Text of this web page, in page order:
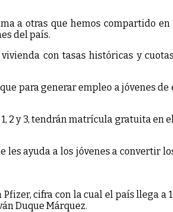
a otras que hemos compartido
del país.
con tasas históricas y
para generar empleo a jóvenes de
y 3, tendrán matrícula gratuita en
les ayuda a los jóvenes a convertir
cifra con la cual el país llega a
Duque Márquez.